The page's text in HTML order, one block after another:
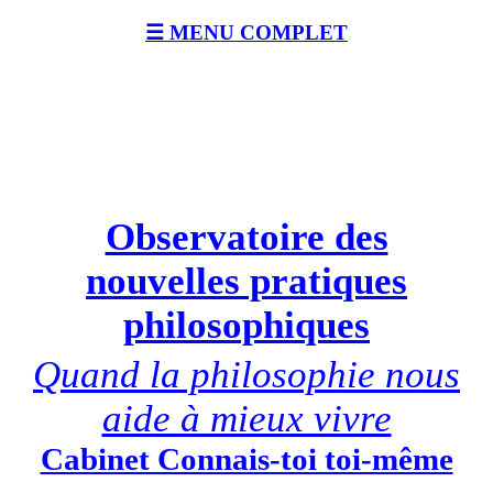
☰ MENU COMPLET
Observatoire des
nouvelles pratiques
philosophiques
Quand la philosophie nous
aide à mieux vivre
Cabinet Connais-toi toi-même